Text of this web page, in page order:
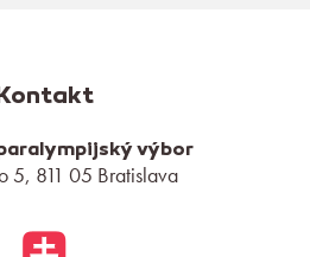
výbor
5, 811 05 Bratislava